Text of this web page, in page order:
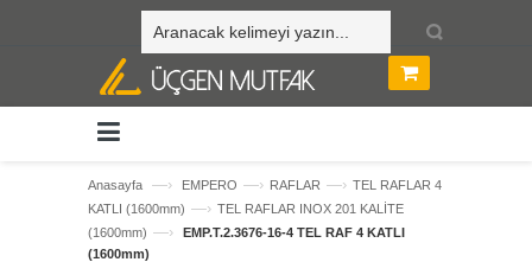
Anasayfa —› EMPERO —› RAFLAR —› TEL RAFLAR 4
KATLI (1600mm) —› TEL RAFLAR INOX 201 KALİTE
(1600mm) —›
EMP.T.2.3676-16-4 TEL RAF 4 KATLI
(1600mm)